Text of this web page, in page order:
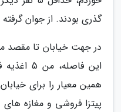
گذری بودند. از جوان
در جهت خیابان تا مقصد
این
همین معیار را برای
پیتزا فروشی و مغازه